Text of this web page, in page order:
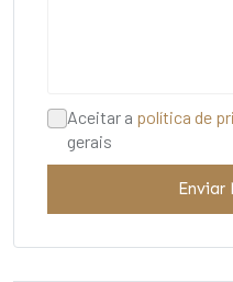
Aceitar a política de
gerais
Enviar